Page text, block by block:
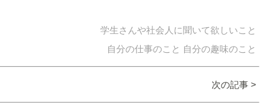
学生さんや社会人に聞いて欲しいこと
自分の仕事のこと 自分の趣味のこと
次の記事 >